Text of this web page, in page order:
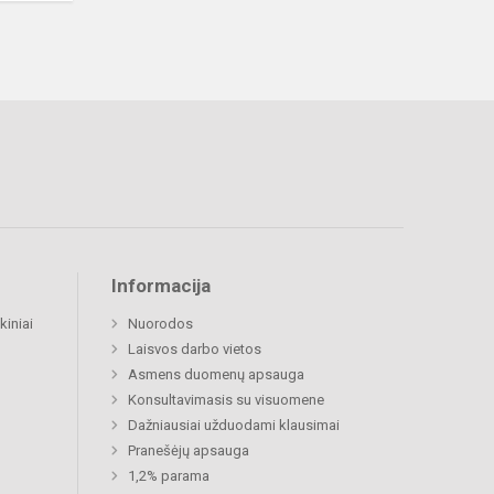
Informacija
Nuorodos
Laisvos darbo vietos
Asmens duomenų apsauga
Konsultavimasis su visuomene
Dažniausiai užduodami klausimai
Pranešėjų apsauga
1,2% parama